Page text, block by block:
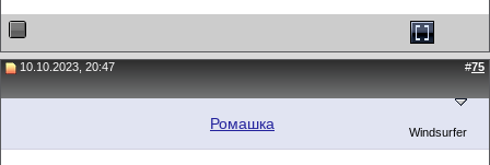
10.10.2023, 20:47 #75
Ромашка Windsurfer